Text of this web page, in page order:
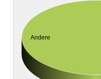
Andere